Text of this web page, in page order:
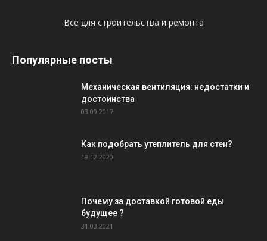
Всё для строительства и ремонта
Популярные посты
Механическая вентиляция: недостатки и
достоинства
03.09.2017
Как подобрать утеплитель для стен?
19.12.2020
Почему за доставкой готовой еды
будущее ?
31.03.2021